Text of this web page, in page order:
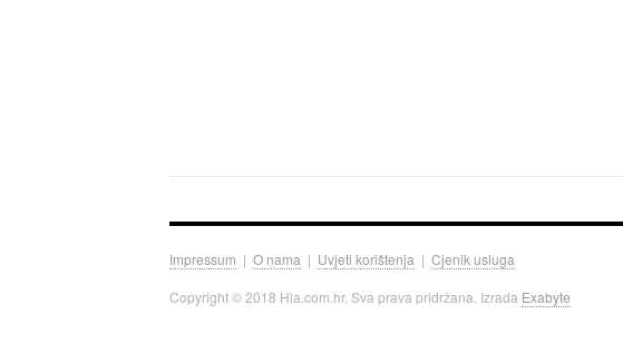
Impressum | O nama | Uvjeti korištenja | Cjenik usluga
Copyright © 2018 Hia.com.hr. Sva prava pridržana. Izrada Exabyte